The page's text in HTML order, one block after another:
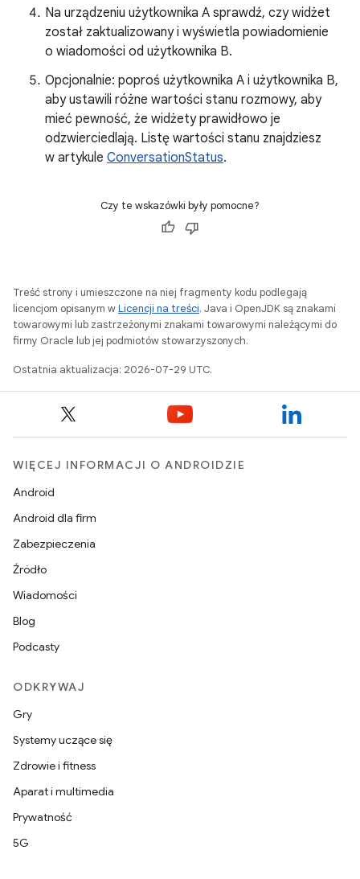
Na urządzeniu użytkownika A sprawdź, czy widżet
został zaktualizowany i wyświetla powiadomienie
o wiadomości od użytkownika B.
Opcjonalnie: poproś użytkownika A i użytkownika B,
aby ustawili różne wartości stanu rozmowy, aby
mieć pewność, że widżety prawidłowo je
odzwierciedlają. Listę wartości stanu znajdziesz
w artykule ConversationStatus.
Czy te wskazówki były pomocne?
Treść strony i umieszczone na niej fragmenty kodu podlegają
licencjom opisanym wLicencji na treści. Java i OpenJDK są znakami
towarowymi lub zastrzeżonymi znakami towarowymi należącymi do
firmy Oracle lub jej podmiotów stowarzyszonych.
Ostatnia aktualizacja: 2026-07-29 UTC.
WIĘCEJ INFORMACJI O ANDROIDZIE
Android
Android dla firm
Zabezpieczenia
Źródło
Wiadomości
Blog
Podcasty
ODKRYWAJ
Gry
Systemy uczące się
Zdrowie i fitness
Aparat i multimedia
Prywatność
5G